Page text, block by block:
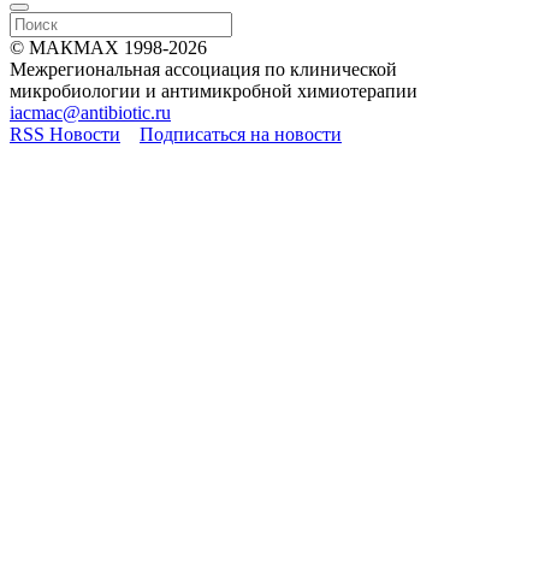
© МАКМАХ 1998-2026
Межрегиональная ассоциация по клинической
микробиологии и антимикробной химиотерапии
iacmac@antibiotic.ru
RSS Новости
Подписаться на новости